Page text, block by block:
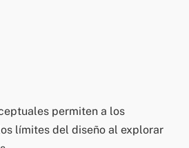
permiten a los
límites del diseño al explorar